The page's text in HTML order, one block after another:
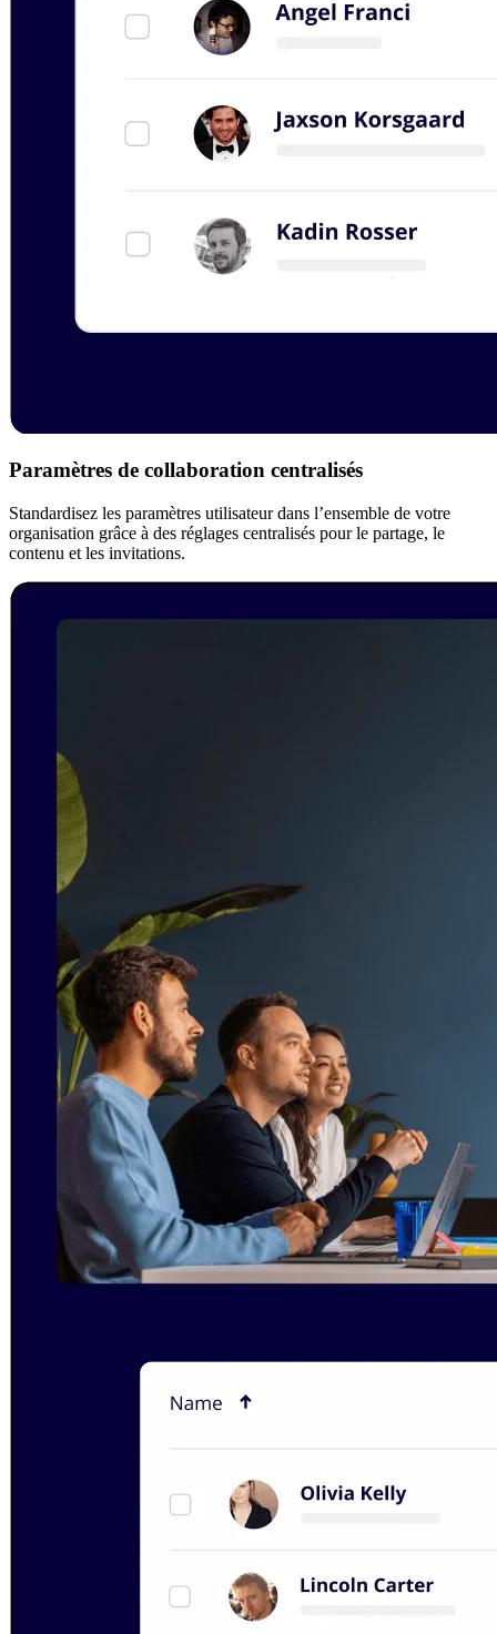
Paramètres de collaboration centralisés
Standardisez les paramètres utilisateur dans l’ensemble de votre
organisation grâce à des réglages centralisés pour le partage, le
contenu et les invitations.